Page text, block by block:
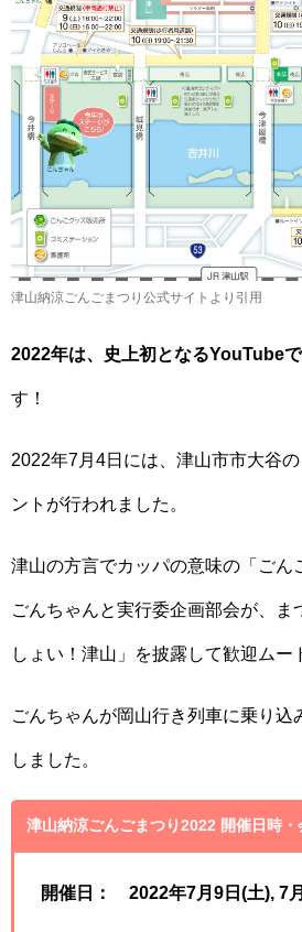
津山納涼ごんごまつり公式サイトより引用
2022年は、史上初となるYouTube
す！
2022年7月4日には、津山市市大谷
ントが行われました。
津山の方言でカッパの意味の「ごん
ごんちゃんと実行委企画部会が、ま
しょい！津山」を披露して歓迎ムー
ごんちゃんが岡山行き列車に乗り込
しました。
津山納涼ごんごまつり2022 開催日時・
開催日： 2022年7月9日(土), 7